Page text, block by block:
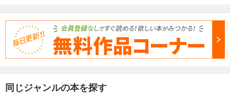
カート
あらすじを表示する
同じジャンルの本を探す